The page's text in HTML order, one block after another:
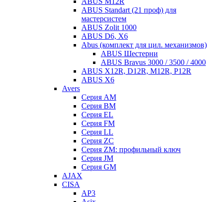
ABUS Standart (21 проф) для
мастерсистем
ABUS Zolit 1000
ABUS D6, X6
Abus (комплект для цил. механизмов)
ABUS Шестерни
ABUS Bravus 3000 / 3500 / 4000
ABUS X12R, D12R, M12R, P12R
ABUS X6
Avers
Серия AM
Серия BM
Серия EL
Серия FM
Серия LL
Серия ZC
Серия ZM: профильный ключ
Серия JM
Серия GM
AJAX
CISA
AP3